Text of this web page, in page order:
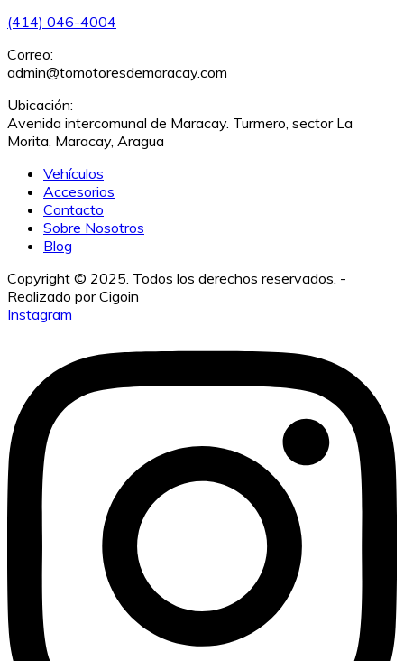
(414) 046-4004
Correo:
admin@tomotoresdemaracay.com
Ubicación:
Avenida intercomunal de Maracay. Turmero, sector La
Morita, Maracay, Aragua
Vehículos
Accesorios
Contacto
Sobre Nosotros
Blog
Copyright © 2025. Todos los derechos reservados.
Instagram